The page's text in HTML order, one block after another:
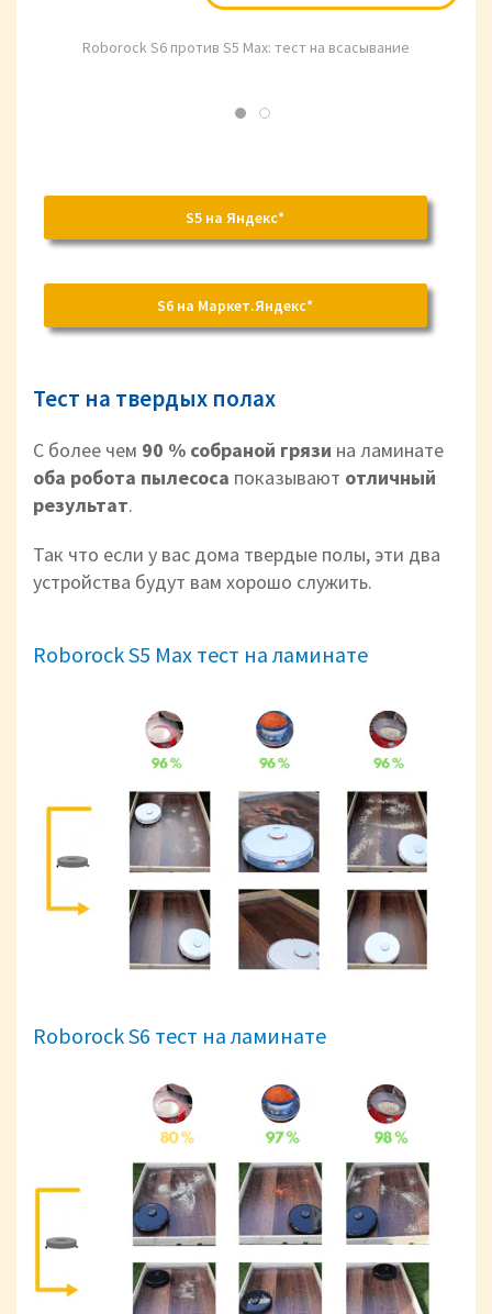
Roborock S6 против S5 Маx: тест на всасывание
S5 на Яндекс*
S6 на Маркет.Яндекс*
Тест на твердых полах
С более чем 90 % собраной грязи на ламинате
оба робота пылесоса показывают отличный
результат.
Так что если у вас дома твердые полы, эти два
устройства будут вам хорошо служить.
Roborock S5 Max тест на ламинате
Roborock S6 тест на ламинате